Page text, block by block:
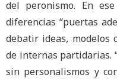
del peronismo. En
diferencias “puertas
debatir ideas, modelos
de internas partidarias.
sin personalismos y